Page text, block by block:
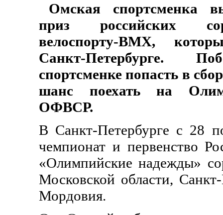
Омская спортсменка
приз российских
велоспорту-BMX,
Санкт-Петербурге.
спортсменке попасть в
шанс поехать на
ОФВСР.
В Санкт-Петербурге с 28
чемпионат и первенство
«Олимпийские надежды»
Московской области,
Мордовия.